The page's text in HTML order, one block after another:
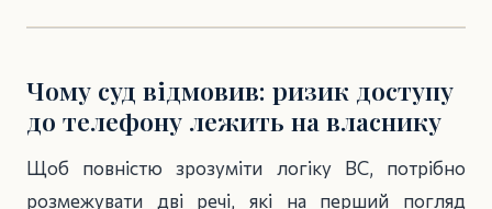
Чому суд відмовив: ризик доступу
до телефону лежить на власнику
Щоб повністю зрозуміти логіку ВС, потрібно
розмежувати дві речі, які на перший погляд